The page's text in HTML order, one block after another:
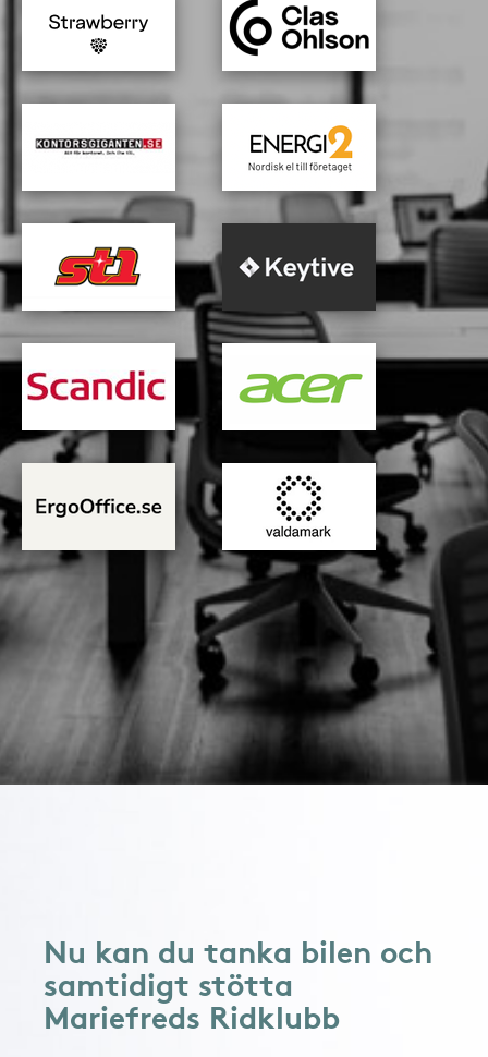
Nu kan du tanka bilen och
samtidigt stötta
Mariefreds Ridklubb